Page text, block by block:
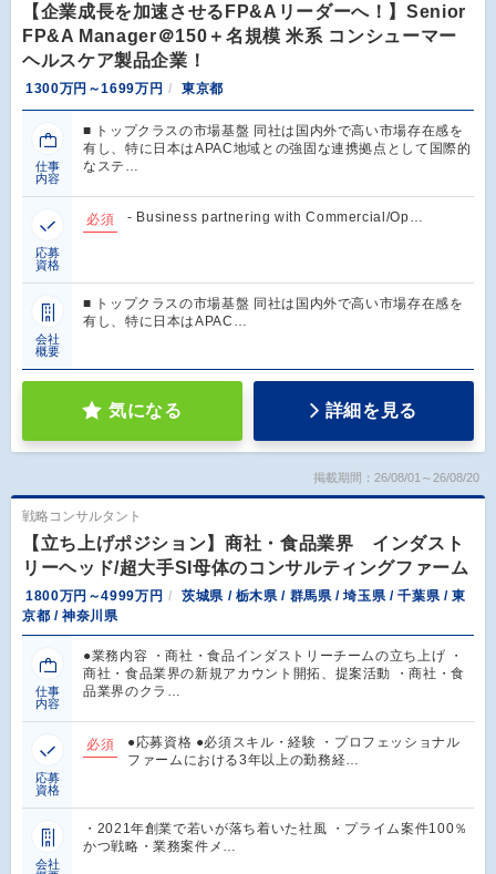
【企業成長を加速させるFP&Aリーダーへ！】Senior
FP&A Manager＠150＋名規模 米系 コンシューマー
ヘルスケア製品企業！
1300万円～1699万円 東京都
仕事
内容
■ トップクラスの市場基盤 同社は国内外で高い市場存在感を
有し、特に日本はAPAC地域との強固な連携拠点として国際的
なステ…
応募
資格
必須 - Business partnering with Commercial/Op…
会社
概要
■ トップクラスの市場基盤 同社は国内外で高い市場存在感を
有し、特に日本はAPAC…
気になる 詳細を見る
掲載期間：26/08/01～26/08/20
戦略コンサルタント
【立ち上げポジション】商社・食品業界 インダスト
リーヘッド/超大手SI母体のコンサルティングファーム
1800万円～4999万円
茨城県 / 栃木県 / 群馬県 / 埼玉県 / 千葉県 / 東
京都 / 神奈川県
仕事
内容
●業務内容 ・商社・食品インダストリーチームの立ち上げ ・
商社・食品業界の新規アカウント開拓、提案活動 ・商社・食
品業界のクラ…
応募
資格
必須
●応募資格 ●必須スキル・経験 ・プロフェッショナル
ファームにおける3年以上の勤務経…
会社
・2021年創業で若いが落ち着いた社風 ・プライム案件100％
かつ戦略・業務案件メ…